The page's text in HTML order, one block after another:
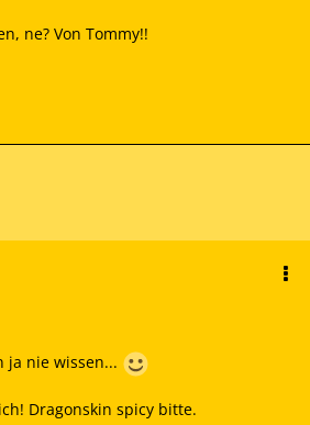
ne? Von Tommy!!
ja nie wissen...
Dragonskin spicy bitte.